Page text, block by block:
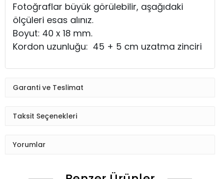
Fotoğraflar büyük görülebilir, aşağıdaki
ölçüleri esas alınız.
Boyut: 40 x 18 mm.
Kordon uzunluğu: 45 + 5 cm uzatma zinciri
Garanti ve Teslimat
Taksit Seçenekleri
Yorumlar